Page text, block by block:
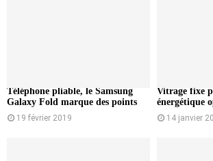
Téléphone pliable, le Samsung
Galaxy Fold marque des points
19 février 2019
Vitrage fixe
énergétique
14 janvier